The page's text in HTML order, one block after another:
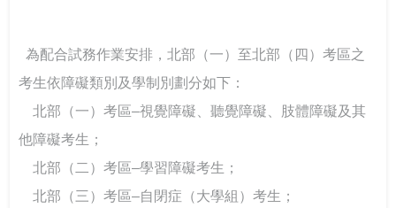
為配合試務作業安排，北部（一）至北部（四）考區之
考生依障礙類別及學制別劃分如下：
北部（一）考區–視覺障礙、聽覺障礙、肢體障礙及其
他障礙考生；
北部（二）考區–學習障礙考生；
北部（三）考區–自閉症（大學組）考生；